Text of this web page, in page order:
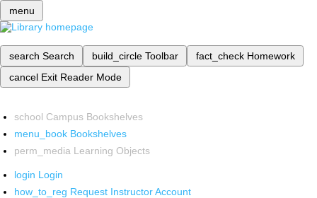
menu
search Search build_circle Toolbar fact_check Homework
cancel Exit Reader Mode
school Campus Bookshelves
menu_book Bookshelves
perm_media Learning Objects
login Login
how_to_reg Request Instructor Account